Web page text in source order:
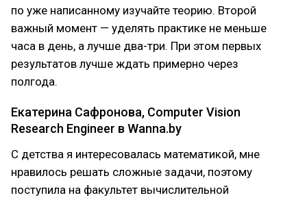
по уже написанному изучайте теорию. Второй
важный момент — уделять практике не меньше
часа в день, а лучше два-три. При этом первых
результатов лучше ждать примерно через
полгода.
Екатерина Сафронова, Computer Vision
Research Engineer в Wanna.by
С детства я интересовалась математикой, мне
нравилось решать сложные задачи, поэтому
поступила на факультет вычислительной